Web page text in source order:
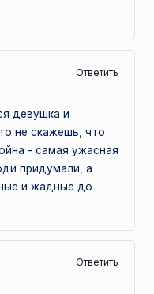
Ответить
девушка и
не скажешь, что
- самая ужасная
придумали, а
и жадные до
Ответить